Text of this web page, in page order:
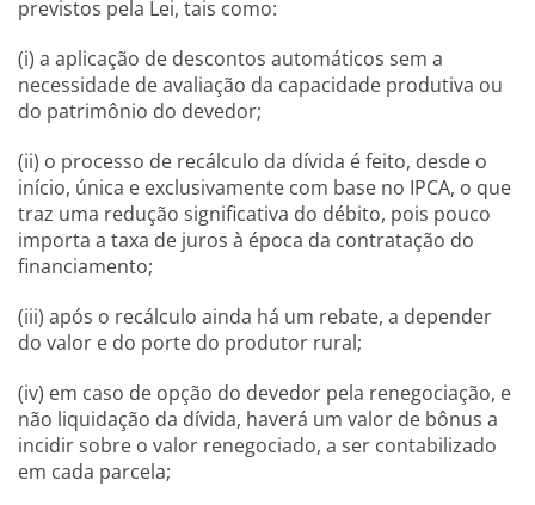
previstos pela Lei, tais como:
(i) a aplicação de descontos automáticos sem a
necessidade de avaliação da capacidade produtiva ou
do patrimônio do devedor;
(ii) o processo de recálculo da dívida é feito, desde o
início, única e exclusivamente com base no IPCA, o que
traz uma redução significativa do débito, pois pouco
importa a taxa de juros à época da contratação do
financiamento;
(iii) após o recálculo ainda há um rebate, a depender
do valor e do porte do produtor rural;
(iv) em caso de opção do devedor pela renegociação, e
não liquidação da dívida, haverá um valor de bônus a
incidir sobre o valor renegociado, a ser contabilizado
em cada parcela;